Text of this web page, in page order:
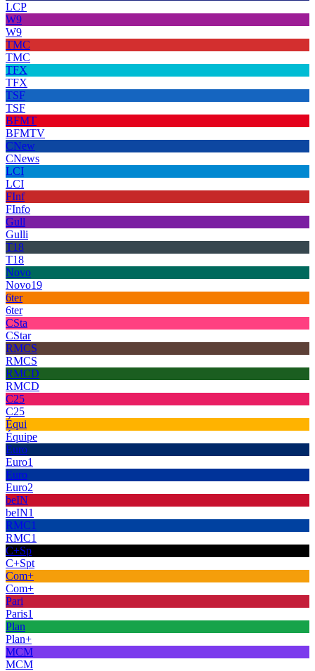
LCP
W9
W9
TMC
TMC
TFX
TFX
TSF
TSF
BFMT
BFMTV
CNew
CNews
LCI
LCI
FInf
FInfo
Gull
Gulli
T18
T18
Novo
Novo19
6ter
6ter
CSta
CStar
RMCS
RMCS
RMCD
RMCD
C25
C25
Équi
Équipe
Euro
Euro1
Euro
Euro2
beIN
beIN1
RMC1
RMC1
C+Sp
C+Spt
Com+
Com+
Pari
Paris1
Plan
Plan+
MCM
MCM